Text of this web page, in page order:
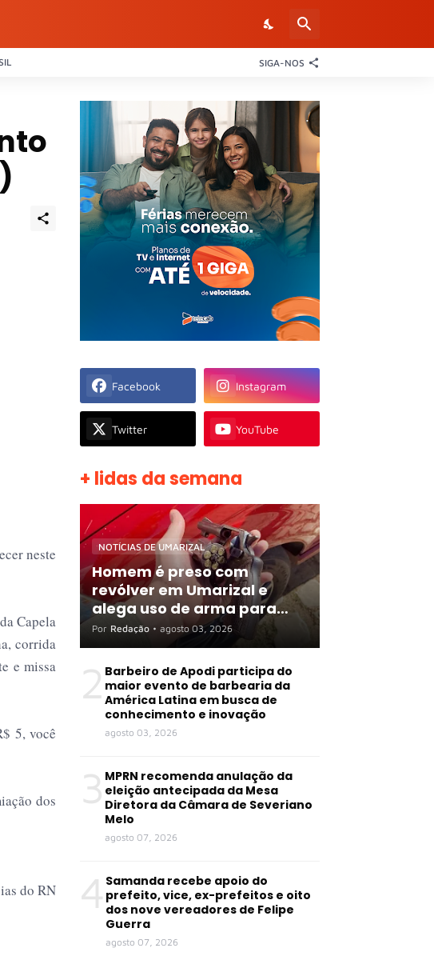
SIGA-NOS
neste
Capela
corrida
e missa
5, você
dos
do RN
Facebook Instagram
Twitter YouTube
+ lidas da semana
NOTÍCIAS DE UMARIZAL
Homem é preso com
revólver em Umarizal e
alega uso de arma para
proteger R$ 3 mil em
espécie
Por Redação • agosto 03, 2026
2 Barbeiro de Apodi participa do
maior evento de barbearia da
América Latina em busca de
conhecimento e inovação
agosto 03, 2026
3 MPRN recomenda anulação da
eleição antecipada da Mesa
Diretora da Câmara de Severiano
Melo
agosto 07, 2026
4 Samanda recebe apoio do
prefeito, vice, ex-prefeitos e oito
dos nove vereadores de Felipe
Guerra
agosto 07, 2026